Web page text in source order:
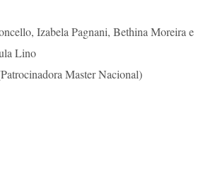
Izabela Pagnani, Bethina Moreira e
Lino
Master Nacional)